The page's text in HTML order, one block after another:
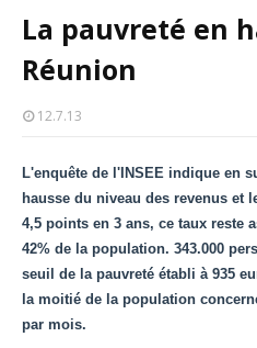
Unknown-Jul 25 2026
Tsirisoa Edition
Unknown- Jul 18 2026
Cinéma : Lionsgate
Tsirisoa Edition- Jul 15
Jeux vidéo : Supercell
Unknown -Jul 13 2026
Intelligence artificielle
La pauvreté en
Réunion
12.7.13
L'enquête de l'INSEE indique en
hausse du niveau des revenus et
4,5 points en 3 ans, ce taux reste
42% de la population. 343.000
seuil de la pauvreté établi à 935
la moitié de la population
par mois.